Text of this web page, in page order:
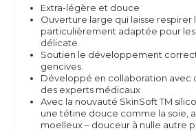
Extra-légère et douce
Ouverture large qui laisse respirer
particulièrement adaptée pour
délicate.
Soutien le développement
gencives.
Développé en collaboration avec
des experts médicaux
Avec la nouvauté SkinSoft TM
une tétine douce comme la soie,
moelleux – douceur à nulle autre